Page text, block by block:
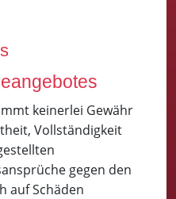
keinerlei Gewähr
Vollständigkeit
gegen den
auf Schäden